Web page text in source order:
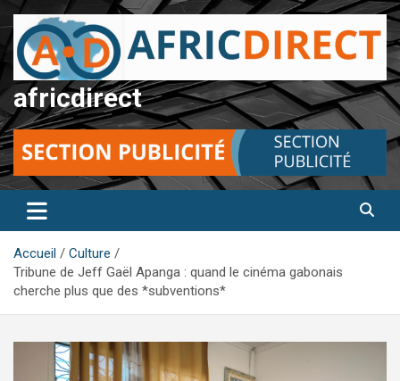
Aller
au
contenu
africdirect
Accueil
Culture
Tribune de Jeff Gaël Apanga : quand le cinéma gabonais
cherche plus que des *subventions*